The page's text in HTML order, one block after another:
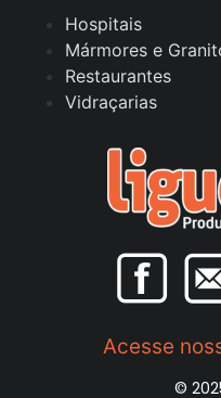
Hospitais
Mármores e
Restaurantes
Vidraçarias
Acesse
©